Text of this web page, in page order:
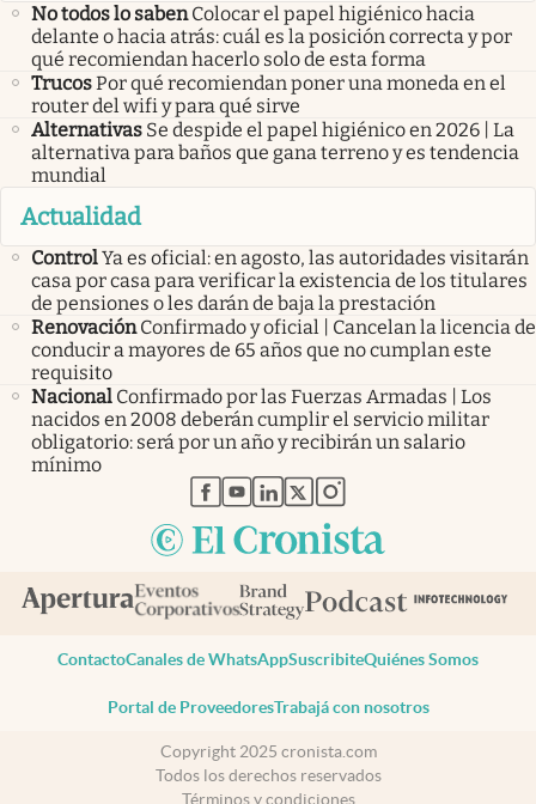
No todos lo saben Colocar el papel higiénico hacia
delante o hacia atrás: cuál es la posición correcta y por
qué recomiendan hacerlo solo de esta forma
TrucosPor qué recomiendan poner una moneda en el
router del wifi y para qué sirve
Alternativas Se despide el papel higiénico en 2026 | La
alternativa para baños que gana terreno y es tendencia
mundial
Actualidad
ControlYa es oficial: en agosto, las autoridades visitarán
casa por casa para verificar la existencia de los titulares
de pensiones o les darán de baja la prestación
Renovación Confirmado y oficial | Cancelan la licencia de
conducir a mayores de 65 años que no cumplan este
requisito
Nacional Confirmado por las Fuerzas Armadas | Los
nacidos en 2008 deberán cumplir el servicio militar
obligatorio: será por un año y recibirán un salario
mínimo
abre en nueva pestaña
abre en nueva pestaña
abre en nueva pestaña
abre en nueva pestaña
abre en nueva pestaña
ContactoCanales de WhatsAppSuscribiteQuiénes Somos
Portal de ProveedoresTrabajá con nosotros
Copyright 2025 cronista.com
Todos los derechos reservados
Términos y condiciones